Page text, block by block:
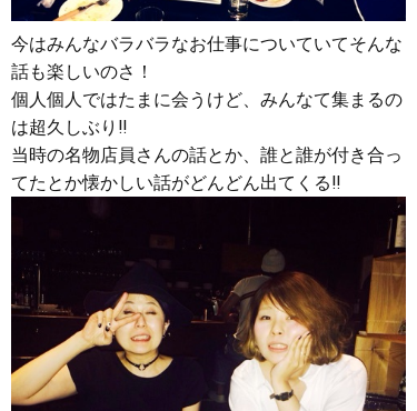
今はみんなバラバラなお仕事についていてそんな
話も楽しいのさ！
個人個人ではたまに会うけど、みんなて集まるの
は超久しぶり‼︎
当時の名物店員さんの話とか、誰と誰が付き合っ
てたとか懐かしい話がどんどん出てくる‼︎